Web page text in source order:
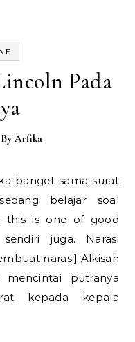
Pada
Arfika
belajar soal
this is one of good
juga. Narasi
narasi] Alkisah
putranya
kepada kepala